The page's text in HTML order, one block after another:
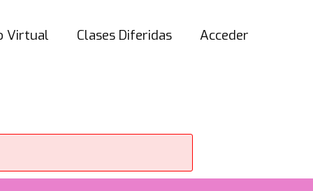
Virtual Clases Diferidas Acceder